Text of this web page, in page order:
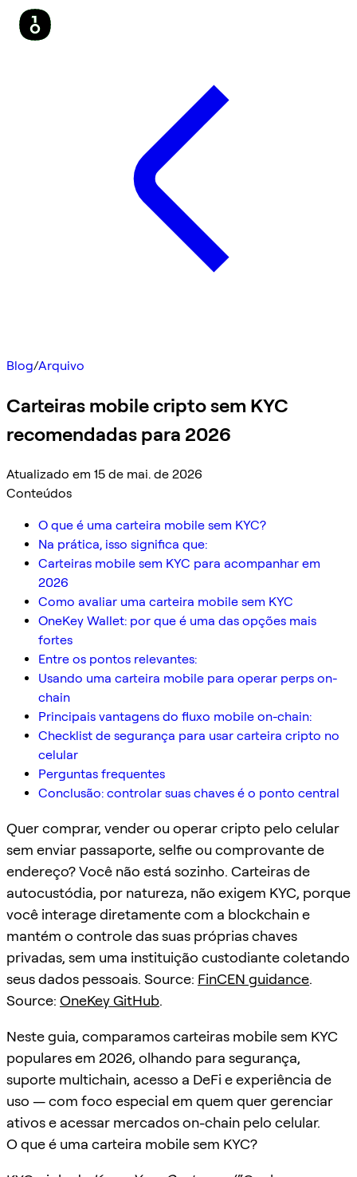
Blog/Arquivo
Carteiras mobile cripto sem KYC
recomendadas para 2026
Atualizado em 15 de mai. de 2026
Conteúdos
O que é uma carteira mobile sem KYC?
Na prática, isso significa que:
Carteiras mobile sem KYC para acompanhar em
2026
Como avaliar uma carteira mobile sem KYC
OneKey Wallet: por que é uma das opções mais
fortes
Entre os pontos relevantes:
Usando uma carteira mobile para operar perps on-
chain
Principais vantagens do fluxo mobile on-chain:
Checklist de segurança para usar carteira cripto no
celular
Perguntas frequentes
Conclusão: controlar suas chaves é o ponto central
Quer comprar, vender ou operar cripto pelo celular
sem enviar passaporte, selfie ou comprovante de
endereço? Você não está sozinho. Carteiras de
autocustódia, por natureza, não exigem KYC, porque
você interage diretamente com a blockchain e
mantém o controle das suas próprias chaves
privadas, sem uma instituição custodiante coletando
seus dados pessoais. Source: FinCEN guidance.
Source: OneKey GitHub.
Neste guia, comparamos carteiras mobile sem KYC
populares em 2026, olhando para segurança,
suporte multichain, acesso a DeFi e experiência de
uso — com foco especial em quem quer gerenciar
ativos e acessar mercados on-chain pelo celular.
O que é uma carteira mobile sem KYC?